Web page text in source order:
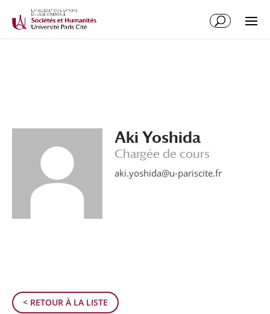
< RETOUR À LA LISTE
Aki Yoshida
Chargée de cours
aki.yoshida@u-pariscite.fr